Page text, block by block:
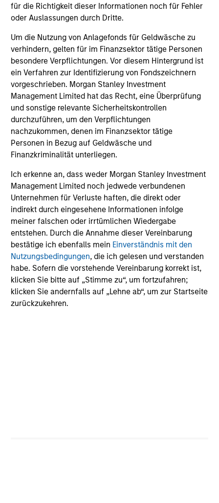
für die Richtigkeit dieser Informationen noch für Fehler
oder Auslassungen durch Dritte.
Um die Nutzung von Anlagefonds für Geldwäsche zu
verhindern, gelten für im Finanzsektor tätige Personen
besondere Verpflichtungen. Vor diesem Hintergrund ist
ein Verfahren zur Identifizierung von Fondszeichnern
vorgeschrieben. Morgan Stanley Investment
Management Limited hat das Recht, eine Überprüfung
und sonstige relevante Sicherheitskontrollen
durchzuführen, um den Verpflichtungen
nachzukommen, denen im Finanzsektor tätige
Personen in Bezug auf Geldwäsche und
Finanzkriminalität unterliegen.
Ich erkenne an, dass weder Morgan Stanley Investment
Management Limited noch jedwede verbundenen
Unternehmen für Verluste haften, die direkt oder
indirekt durch eingesehene Informationen infolge
meiner falschen oder irrtümlichen Wiedergabe
entstehen. Durch die Annahme dieser Vereinbarung
bestätige ich ebenfalls mein Einverständnis mit den
Nutzungsbedingungen, die ich gelesen und verstanden
habe. Sofern die vorstehende Vereinbarung korrekt ist,
klicken Sie bitte auf „Stimme zu“, um fortzufahren;
klicken Sie andernfalls auf „Lehne ab“, um zur Startseite
zurückzukehren.
Steve Rodgers
Managing Director
Adam Shaw
Managing Director
James R. Stewart
Managing Director
David M. Thompson
Managing Director
Patrick Whitehead
Managing Director
Rohanjit Chaudhry
Executive Director